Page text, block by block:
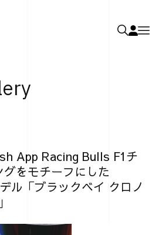
App Racing Bulls F1チ
をモチーフにした
ル「ブラックベイ クロノ